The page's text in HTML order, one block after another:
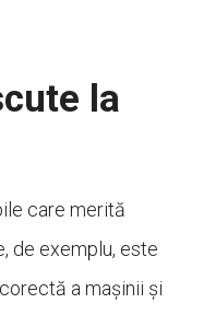
la
care merită
de exemplu, este
a mașinii și